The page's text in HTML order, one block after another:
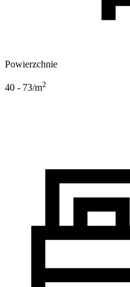
Powierzchnie
40 - 73/m2